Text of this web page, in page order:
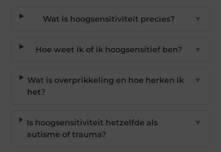
Wat is hoogsensitiviteit precies? ▼
Hoe weet ik of ik hoogsensitief ben? ▼
Wat is overprikkeling en hoe herken ik
het?
▼
Is hoogsensitiviteit hetzelfde als
autisme of trauma?
▼